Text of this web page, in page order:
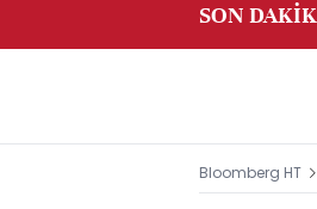
SON
Bloomberg HT